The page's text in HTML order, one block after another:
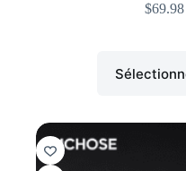
$69.98